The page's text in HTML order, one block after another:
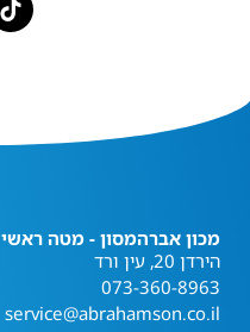
מכון אברהמסון - מטה ראשי
הירדן 20, עין ורד
073-360-8963
service@abrahamson.co.il